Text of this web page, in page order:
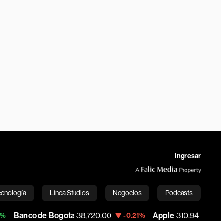
Ingresar
Línea Studios Negocios Podcasts
English
de Bogota 38,720.00 -0.21% Apple 310.94 +0.55%